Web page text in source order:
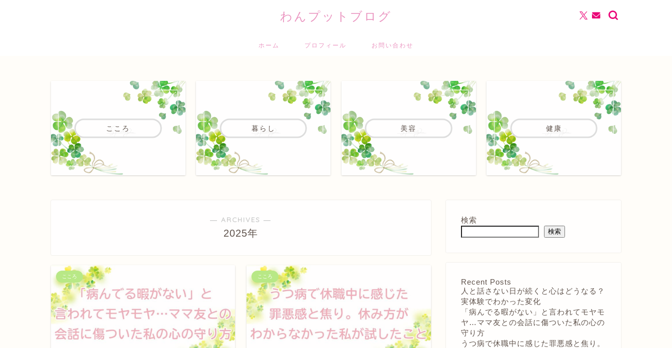
わんプットブログ
ホーム プロフィール お問い合わせ
こころ 暮らし 美容 健康
― ARCHIVES ―
2025年
こころ こころ
検索
検索
Recent Posts
人と話さない日が続くと心はどうなる？
実体験でわかった変化
「病んでる暇がない」と言われてモヤモ
ヤ…ママ友との会話に傷ついた私の心の
守り方
うつ病で休職中に感じた罪悪感と焦り。